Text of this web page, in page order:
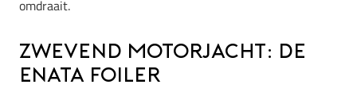
omdraait.
Zwevend Motorjacht: de
Enata Foiler